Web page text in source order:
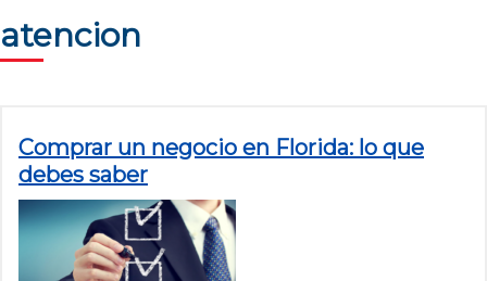
atencion
Comprar un negocio en Florida: lo que
debes saber